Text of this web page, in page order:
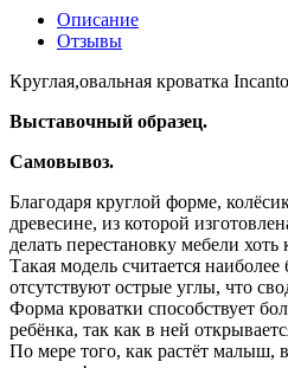
Описание
Отзывы
Круглая,овальная кроватка
Выставочный образец.
Самовывоз.
Благодаря круглой форме,
древесине, из которой
делать перестановку мебели
Такая модель считается наиболее
отсутствуют острые углы, что
Форма кроватки способствует
ребёнка, так как в ней
По мере того, как растёт малыш,